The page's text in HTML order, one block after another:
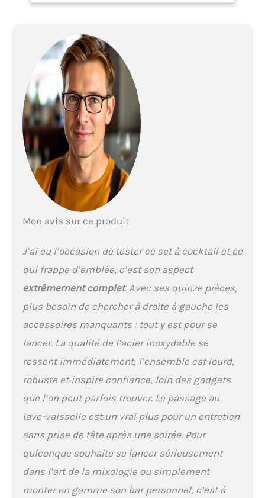
passoire Hawthorne,
passoire fine, cuillère de
bar en spirale, double
doseur (28,3 g et 1,2 g), 3
becs verseurs à liqueur,
pilon, tire-bouchon,
décapsuleur, zesteur de
citron et couteau à canal,
pince à glace et un élégant
support en bambou, cet
ensemble combine style,
expérience de cocktail
élégants : gardez vos
accessibles et
magnifiquement affichés
avec cet élégant support
en bambou. Conçu à la
fois pour le style et la
fonctionnalité, il élève
votre bar à domicile tout
en transformant votre kit
maîtresse aussi
impressionnante à
Fonctionnalité
supplémentaire : appel à
shaker à cocktail s'attaque
à l'une des bêtes
barman ... les
Mon avis sur ce produit
J’ai eu l’occasion de tester ce set à cocktail et ce
qui frappe d’emblée, c’est son aspect
extrêmement complet. Avec ses quinze pièces,
plus besoin de chercher à droite à gauche les
accessoires manquants : tout y est pour se
lancer. La qualité de l’acier inoxydable se
ressent immédiatement, l’ensemble est lourd,
robuste et inspire confiance, loin des gadgets
que l’on peut parfois trouver. Le passage au
lave-vaisselle est un vrai plus pour un entretien
sans prise de tête après une soirée. Pour
quiconque souhaite se lancer sérieusement
dans l’art de la mixologie ou simplement
monter en gamme son bar personnel, c’est à